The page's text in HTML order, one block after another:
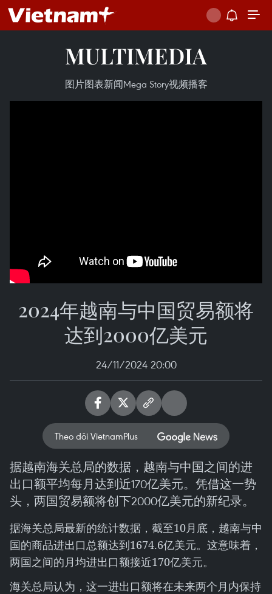
MULTIMEDIA
图片图表新闻Mega Story视频播客
2024年越南与中国贸易额将
达到2000亿美元
24/11/2024 20:00
Theo dõi VietnamPlus
据越南海关总局的数据，越南与中国之间的进
出口额平均每月达到近170亿美元。凭借这一势
头，两国贸易额将创下2000亿美元的新纪录。
据海关总局最新的统计数据，截至10月底，越南与中
国的商品进出口总额达到1674.6亿美元。这意味着，
两国之间的月均进出口额接近170亿美元。
海关总局认为，这一进出口额将在未来两个月内保持